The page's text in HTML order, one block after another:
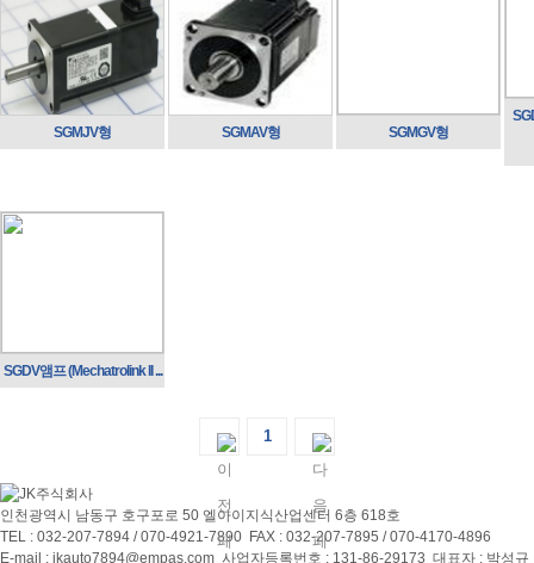
SGMJV형 SGMAV형 SGMGV형
SGDV앰프 (Mechatrolink ΙΙ ...
1
인천광역시 남동구 호구포로 50 엘아이지식산업센터 6층 618호
TEL : 032-207-7894 / 070-4921-7890 FAX : 032-207-7895 / 070-4170-4896
E-mail : jkauto7894@empas.com 사업자등록번호 : 131-86-29173 대표자 : 박성규